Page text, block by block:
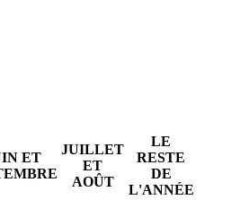
ET
JUILLET
ET
AOÛT
LE
RESTE
DE
L'ANNÉE